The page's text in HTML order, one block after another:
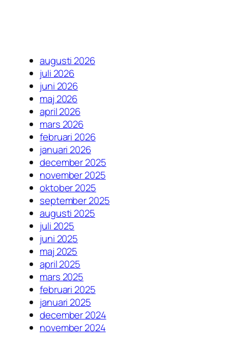
augusti 2026
juli 2026
juni 2026
maj 2026
april 2026
mars 2026
februari 2026
januari 2026
december 2025
november 2025
oktober 2025
september 2025
augusti 2025
juli 2025
juni 2025
maj 2025
april 2025
mars 2025
februari 2025
januari 2025
december 2024
november 2024